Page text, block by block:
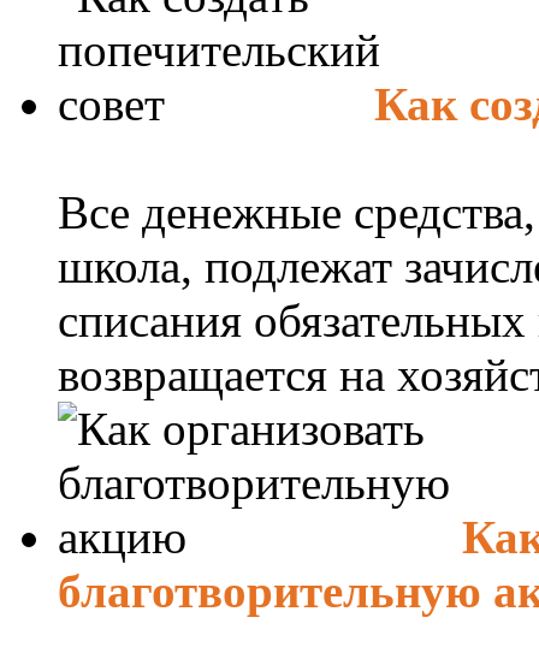
Как
Все денежные
школа, подлежат
списания
возвращается на
благотворительную